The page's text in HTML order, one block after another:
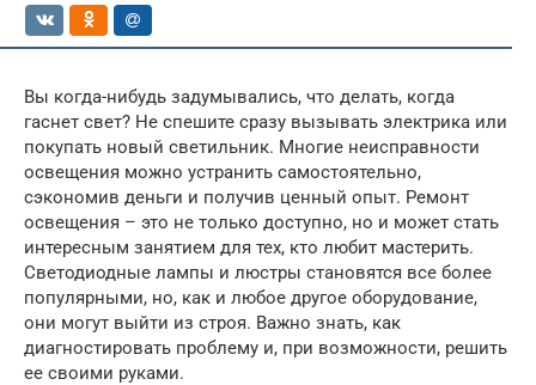
Вы когда-нибудь задумывались, что делать, когда
гаснет свет? Не спешите сразу вызывать электрика или
покупать новый светильник. Многие неисправности
освещения можно устранить самостоятельно,
сэкономив деньги и получив ценный опыт. Ремонт
освещения – это не только доступно, но и может стать
интересным занятием для тех, кто любит мастерить.
Светодиодные лампы и люстры становятся все более
популярными, но, как и любое другое оборудование,
они могут выйти из строя. Важно знать, как
диагностировать проблему и, при возможности, решить
ее своими руками.